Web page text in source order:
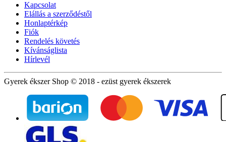
Kapcsolat
Elállás a szerződéstől
Honlaptérkép
Fiók
Rendelés követés
Kívánságlista
Hírlevél
Gyerek ékszer Shop © 2018 - ezüst gyerek ékszerek